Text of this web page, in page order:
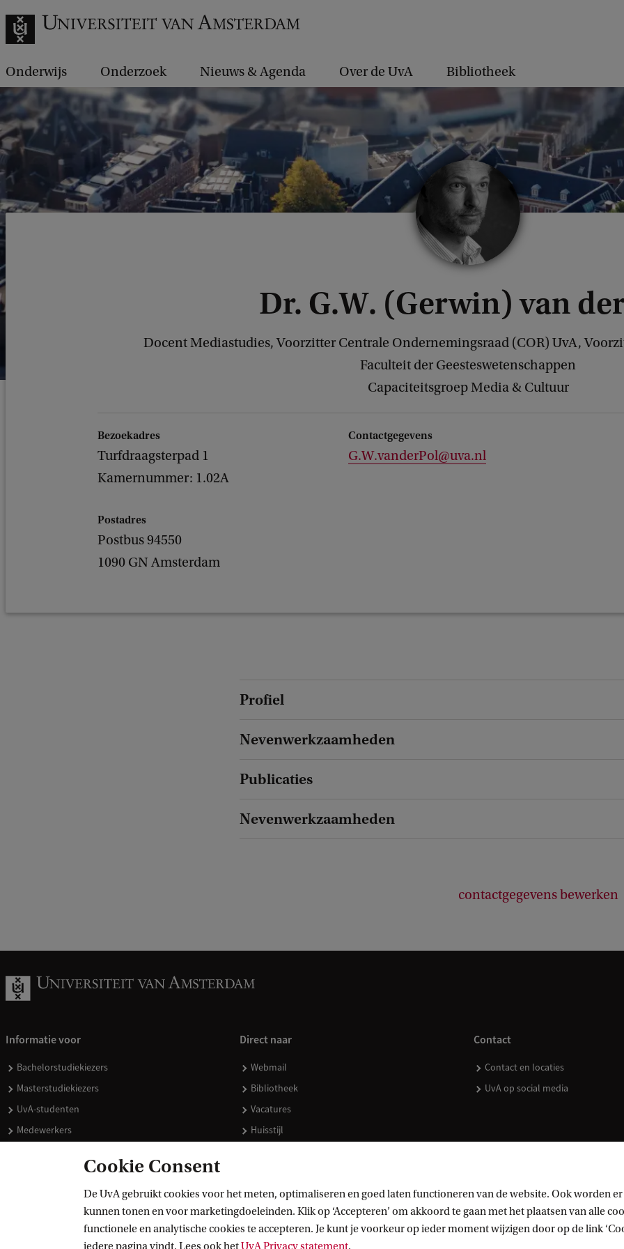
Onderwijs Onderzoek Nieuws & Agenda Over de UvA Bibliotheek
Dr. G.W. (Gerwin) van
Docent Mediastudies, Voorzitter Centrale Ondernemingsraad (COR) UvA,
Faculteit der Geesteswetenschappen
Capaciteitsgroep Media & Cultuur
Bezoekadres
Turfdraagsterpad 1
Kamernummer: 1.02A
Postadres
Postbus 94550
1090 GN Amsterdam
Contactgegevens
G.W.vanderPol@uva.nl
Profiel
Nevenwerkzaamheden
Publicaties
Nevenwerkzaamheden
contactgegevens bewerken
Informatie voor
Bachelorstudiekiezers
Masterstudiekiezers
UvA-studenten
Medewerkers
Schooldecanen en vakdocenten
Direct naar
Webmail
Bibliotheek
Vacatures
Huisstijl
Contact
Contact en locaties
UvA op social media
Cookie Consent
De UvA gebruikt cookies voor het meten, optimaliseren en goed laten functioneren van de website. Ook worden
kunnen tonen en voor marketingdoeleinden. Klik op ‘Accepteren’ om akkoord te gaan met het plaatsen van alle
functionele en analytische cookies te accepteren. Je kunt je voorkeur op ieder moment wijzigen door op de link
iedere pagina vindt. Lees ook hetUvA Privacy statement.